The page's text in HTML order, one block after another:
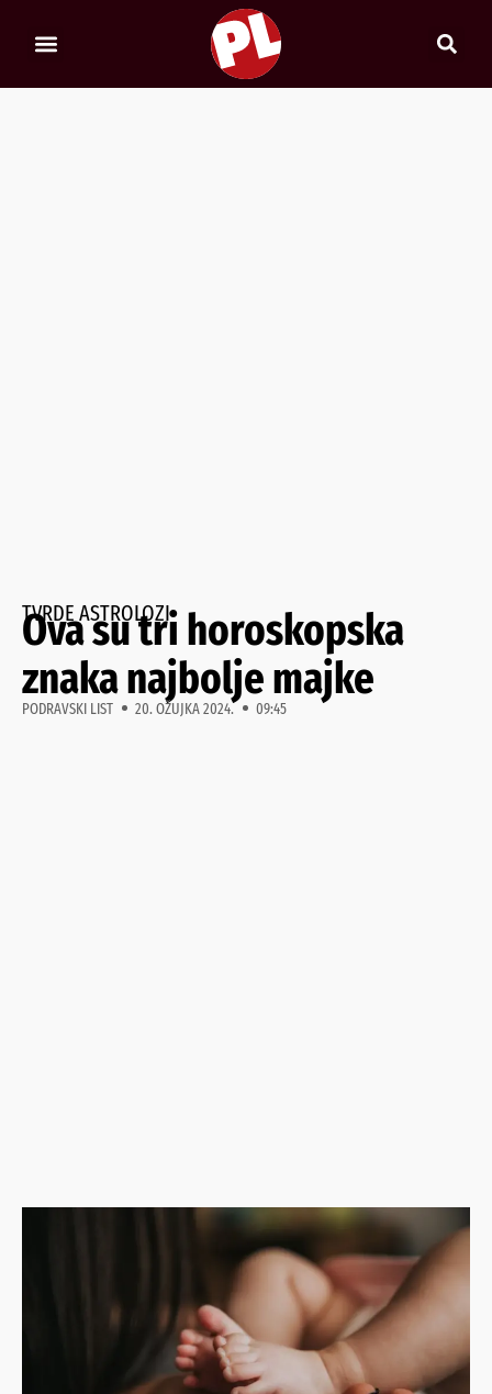
TVRDE ASTROLOZI
Ova su tri horoskopska
znaka najbolje majke
PODRAVSKI LIST 20. OŽUJKA 2024. 09:45